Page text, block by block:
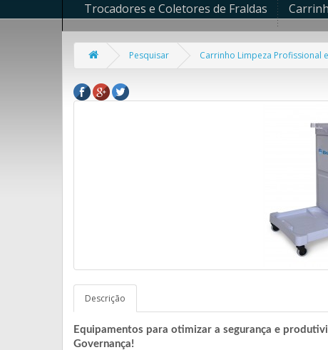
Trocadores e Coletores de Fraldas
Pesquisar Carrinho Limpeza Profissional
Descrição
Equipamentos para otimizar a segurança e
Governança!